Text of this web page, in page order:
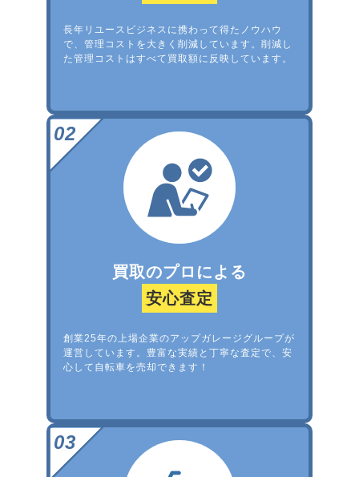
長年リユースビジネスに携わって得たノウハウ
で、管理コストを大きく削減しています。削減し
た管理コストはすべて買取額に反映しています。
買取のプロによる
安心査定
創業25年の上場企業のアップガレージグループが
運営しています。豊富な実績と丁寧な査定で、安
心して自転車を売却できます！